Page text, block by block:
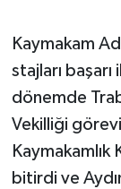
Kaymakam
stajları başarı
dönemde
Vekilliği
Kaymakamlık
bitirdi ve